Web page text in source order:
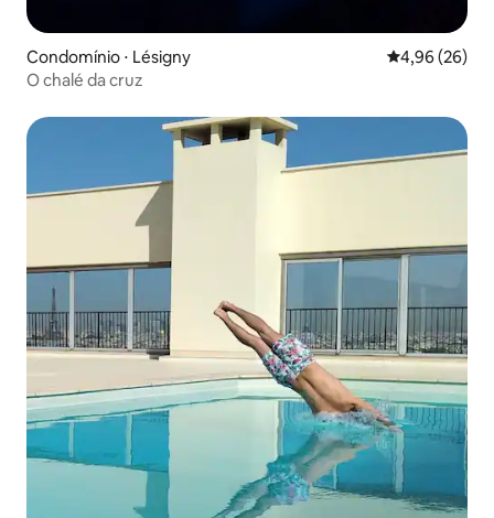
Condomínio ⋅ Lésigny 4,96 de uma
4,96 (26)
O chalé da cruz